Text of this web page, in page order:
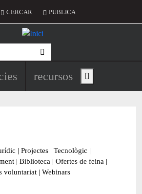
del compte d'usuari
CERCAR PUBLICA
principal de
recursos Show main menu
| Projectes | Tecnològic |
| Biblioteca | Ofertes de feina |
voluntariat | Webinars